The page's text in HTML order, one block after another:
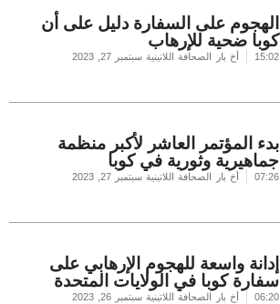
الهجوم على السفارة دليل على أن
كوبا ضحية للإرهاب
15:02 أخ بار الصحافة اللاتينية سبتمبر 27, 2023
بدء المؤتمر العاشر لأكبر منظمة
جماهيرية وثورية في كوبا
07:26 أخ بار الصحافة اللاتينية سبتمبر 27, 2023
إدانة واسعة للهجوم الإرهابي على
سفارة كوبا في الولايات المتحدة
06:20 أخ بار الصحافة اللاتينية سبتمبر 26, 2023